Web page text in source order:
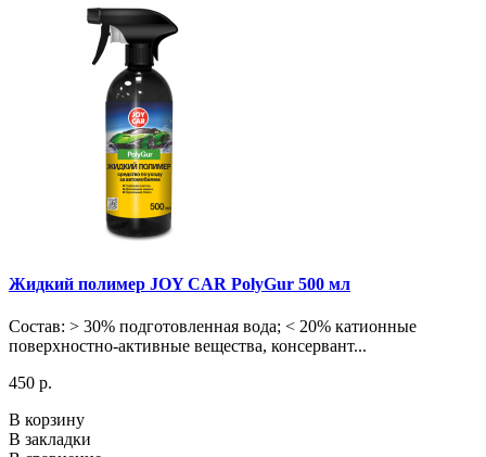
Жидкий полимер JOY CAR PolyGur 500 мл
Состав: > 30% подготовленная вода; < 20% катионные
поверхностно-активные вещества, консервант...
450 р.
В корзину
В закладки